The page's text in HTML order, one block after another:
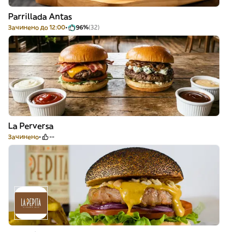
Parrillada Antas
Зачинено до 12:00 96%(32)
La Perversa
Зачинено --